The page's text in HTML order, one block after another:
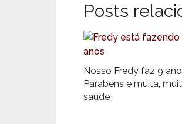
Posts
Nosso Fredy faz 9
Parabéns e muita,
saúde